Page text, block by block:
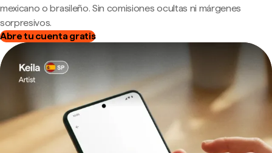
mexicano o brasileño. Sin comisiones ocultas ni márgenes
sorpresivos.
Abre tu cuenta gratis